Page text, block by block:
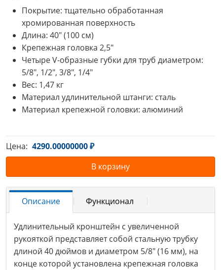
Покрытие: тщательно обработанная
хромированная поверхность
Длина: 40" (100 см)
Крепежная головка 2,5"
Четыре V-образные губки для труб диаметром:
5/8", 1/2", 3/8", 1/4"
Вес: 1,47 кг
Материал удлинительной штанги: сталь
Материал крепежной головки: алюминий
Цена: 4290.00000000 ₽
В корзину
Описание Функционал
Удлинительный кронштейн с увеличенной
рукояткой представляет собой стальную трубку
длиной 40 дюймов и диаметром 5/8" (16 мм), на
конце которой установлена крепежная головка